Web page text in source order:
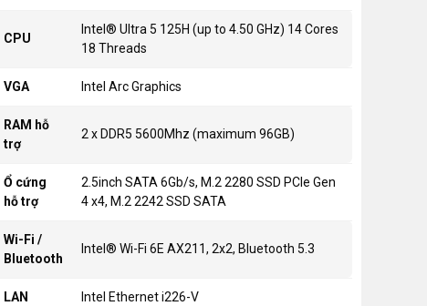
CPU
Intel® Ultra 5 125H (up to 4.50 GHz) 14 Cores
18 Threads
VGA Intel Arc Graphics
RAM hỗ
trợ
2 x DDR5 5600Mhz (maximum 96GB)
Ổ cứng
hỗ trợ
2.5inch SATA 6Gb/s, M.2 2280 SSD PCIe Gen
4 x4, M.2 2242 SSD SATA
Wi-Fi /
Bluetooth
Intel® Wi-Fi 6E AX211, 2x2, Bluetooth 5.3
LAN Intel Ethernet i226-V